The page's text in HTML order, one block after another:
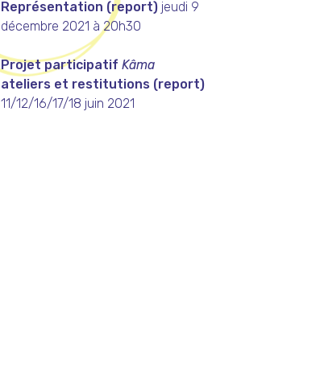
Représentation (report) jeudi 9
décembre 2021 à 20h30
Projet participatif Kâma
ateliers et restitutions (report)
11/12/16/17/18 juin 2021